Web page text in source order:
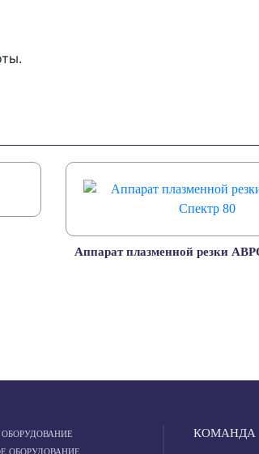
Аппарат плазменной резки
ОБОРУДОВАНИЕ
КОМАНДА